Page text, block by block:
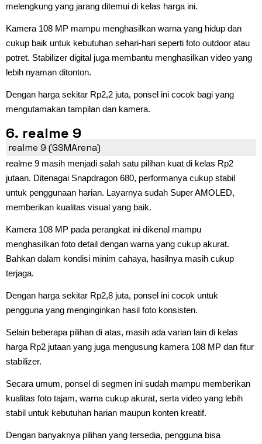
melengkung yang jarang ditemui di kelas harga ini.
Kamera 108 MP mampu menghasilkan warna yang hidup dan
cukup baik untuk kebutuhan sehari-hari seperti foto outdoor atau
potret. Stabilizer digital juga membantu menghasilkan video yang
lebih nyaman ditonton.
Dengan harga sekitar Rp2,2 juta, ponsel ini cocok bagi yang
mengutamakan tampilan dan kamera.
6. realme 9
realme 9 (GSMArena)
realme 9 masih menjadi salah satu pilihan kuat di kelas Rp2
jutaan. Ditenagai Snapdragon 680, performanya cukup stabil
untuk penggunaan harian. Layarnya sudah Super AMOLED,
memberikan kualitas visual yang baik.
Kamera 108 MP pada perangkat ini dikenal mampu
menghasilkan foto detail dengan warna yang cukup akurat.
Bahkan dalam kondisi minim cahaya, hasilnya masih cukup
terjaga.
Dengan harga sekitar Rp2,8 juta, ponsel ini cocok untuk
pengguna yang menginginkan hasil foto konsisten.
Selain beberapa pilihan di atas, masih ada varian lain di kelas
harga Rp2 jutaan yang juga mengusung kamera 108 MP dan fitur
stabilizer.
Secara umum, ponsel di segmen ini sudah mampu memberikan
kualitas foto tajam, warna cukup akurat, serta video yang lebih
stabil untuk kebutuhan harian maupun konten kreatif.
Dengan banyaknya pilihan yang tersedia, pengguna bisa